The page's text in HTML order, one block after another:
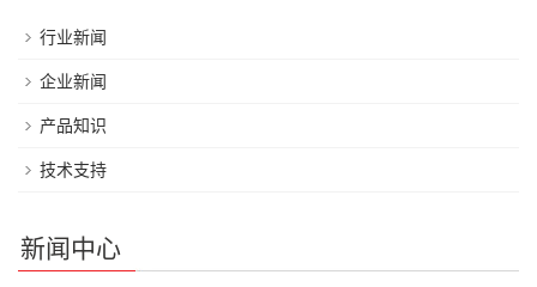
行业新闻
企业新闻
产品知识
技术支持
新闻中心